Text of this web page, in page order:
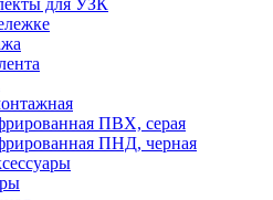
для УЗК
ПВХ, серая
ПНД, черная